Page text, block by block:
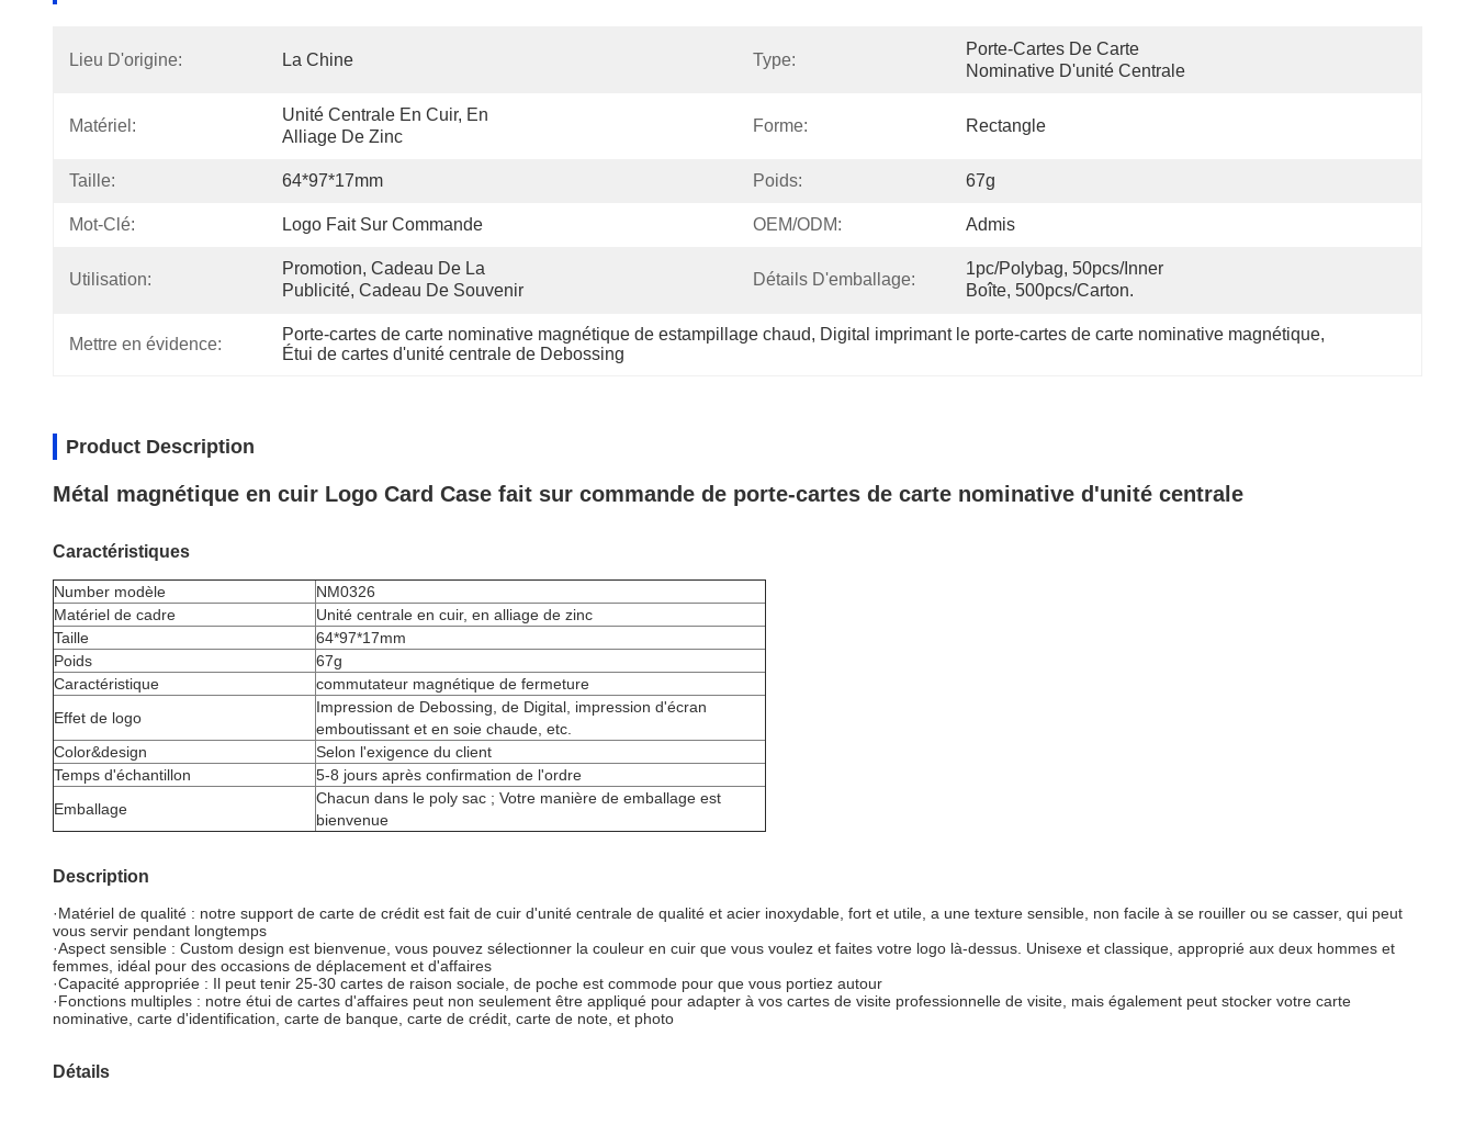
Lieu D'origine: La Chine Type:
Porte-Cartes De Carte
Nominative D'unité Centrale
Matériel:
Unité Centrale En Cuir, En
Alliage De Zinc
Forme: Rectangle
Taille: 64*97*17mm Poids: 67g
Mot-Clé: Logo Fait Sur Commande OEM/ODM: Admis
Utilisation:
Promotion, Cadeau De La
Publicité, Cadeau De Souvenir
Détails D'emballage:
1pc/polybag, 50pcs/inner
Boîte, 500pcs/carton.
Mettre en évidence:
Porte-cartes de carte nominative magnétique de estampillage chaud, Digital imprimant le porte-cartes de carte nominative magnétique,
Étui de cartes d'unité centrale de Debossing
Product Description
Métal magnétique en cuir Logo Card Case fait sur commande de porte-cartes de carte nominative d'unité centrale
Caractéristiques
Number modèle
NM0326
Matériel de cadre
Unité centrale en cuir, en alliage de zinc
Taille
64*97*17mm
Poids
67g
Caractéristique
commutateur magnétique de fermeture
Effet de logo
Impression de Debossing, de Digital, impression d'écran
emboutissant et en soie chaude, etc.
Color&design
Selon l'exigence du client
Temps d'échantillon
5-8 jours après confirmation de l'ordre
Emballage
Chacun dans le poly sac ; Votre manière de emballage est
bienvenue
Description
·Matériel de qualité : notre support de carte de crédit est fait de cuir d'unité centrale de qualité et acier inoxydable, fort et utile, a une texture sensible, non facile à se rouiller ou se casser, qui peut
vous servir pendant longtemps
·Aspect sensible : Custom design est bienvenue, vous pouvez sélectionner la couleur en cuir que vous voulez et faites votre logo là-dessus. Unisexe et classique, approprié aux deux hommes et
femmes, idéal pour des occasions de déplacement et d'affaires
·Capacité appropriée : Il peut tenir 25-30 cartes de raison sociale, de poche est commode pour que vous portiez autour
·Fonctions multiples : notre étui de cartes d'affaires peut non seulement être appliqué pour adapter à vos cartes de visite professionnelle de visite, mais également peut stocker votre carte
nominative, carte d'identification, carte de banque, carte de crédit, carte de note, et photo
Détails